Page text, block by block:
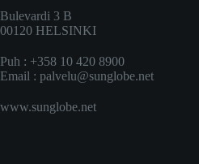
Bulevardi 3 B
00120 HELSINKI
Puh : +358 10 420 8900
Email : palvelu@sunglobe.net
www.sunglobe.net